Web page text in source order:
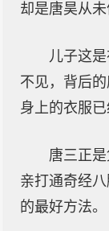
却是唐昊从未
儿子这
不见，背后
身上的衣服已
唐三正
亲打通奇经
的最好方法。